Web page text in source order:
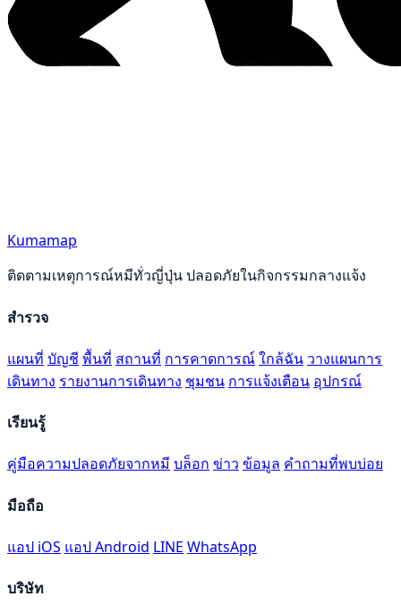
Kumamap
ติดตามเหตุการณ์หมีทั่วญี่ปุ่น ปลอดภัยในกิจกรรมกลางแจ้ง
สำรวจ
แผนที่ บัญชี พื้นที่ สถานที่ การคาดการณ์ใกล้ฉัน วางแผนการ
เดินทาง รายงานการเดินทาง ชุมชน การแจ้งเตือน อุปกรณ์
เรียนรู้
คู่มือความปลอดภัยจากหมี บล็อก ข่าว ข้อมูล คำถามที่พบบ่อย
มือถือ
แอป iOS แอป Android LINE WhatsApp
บริษัท